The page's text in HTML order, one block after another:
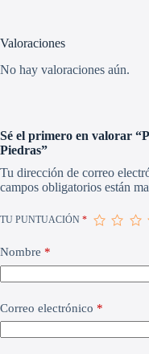
Valoraciones
No hay valoraciones aún.
Sé el primero en valorar
Piedras”
Tu dirección de correo
campos obligatorios están
TU PUNTUACIÓN *
Nombre *
Correo electrónico *